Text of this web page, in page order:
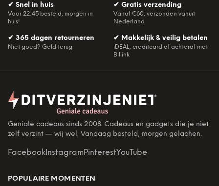
✔ Snel in huis
Voor 22:45 besteld, morgen in
huis!
✔ Gratis verzending
Vanaf €60, verzonden vanuit
Nederland
✔ 365 dagen retourneren
Niet goed? Geld terug.
✔ Makkelijk & veilig betalen
iDEAL, creditcard of achteraf met
Billink
Geniale cadeaus sinds 2008. Cadeaus en gadgets die je niet
zelf verzint — wij wel. Vandaag besteld, morgen gelachen.
Facebook InstagramPinterestYouTube
POPULAIRE MOMENTEN